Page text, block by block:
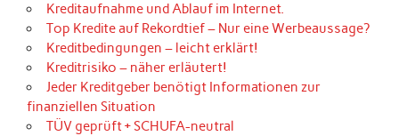
Kreditaufnahme und Ablauf im Internet.
Top Kredite auf Rekordtief – Nur eine Werbeaussage?
Kreditbedingungen – leicht erklärt!
Kreditrisiko – näher erläutert!
Jeder Kreditgeber benötigt Informationen zur
finanziellen Situation
TÜV geprüft + SCHUFA-neutral